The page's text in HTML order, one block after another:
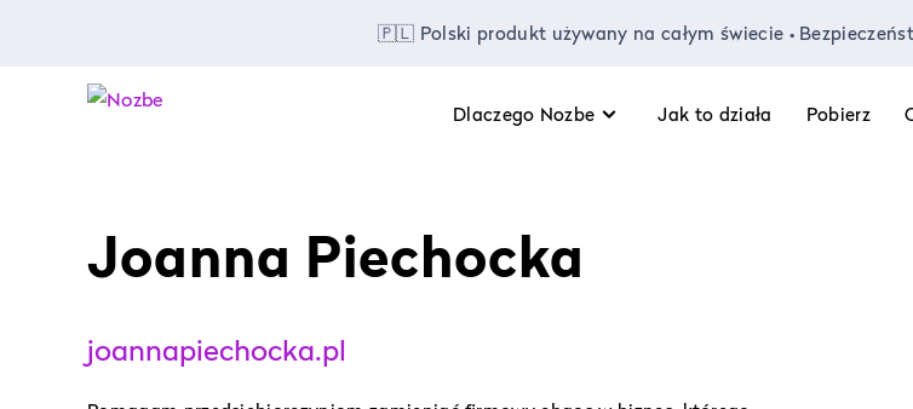
🇵🇱 Polski produkt używany na całym świecie •
Dlaczego Nozbe Jak to działa Pobierz
Joanna Piechocka
joannapiechocka.pl